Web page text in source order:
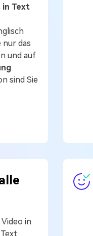
in Text
nur das
und auf
sind Sie
in